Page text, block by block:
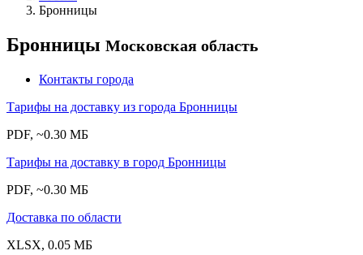
Бронницы
Бронницы Московская область
Контакты города
Тарифы на доставку из города Бронницы
PDF, ~0.30 МБ
Тарифы на доставку в город Бронницы
PDF, ~0.30 МБ
Доставка по области
XLSX, 0.05 МБ